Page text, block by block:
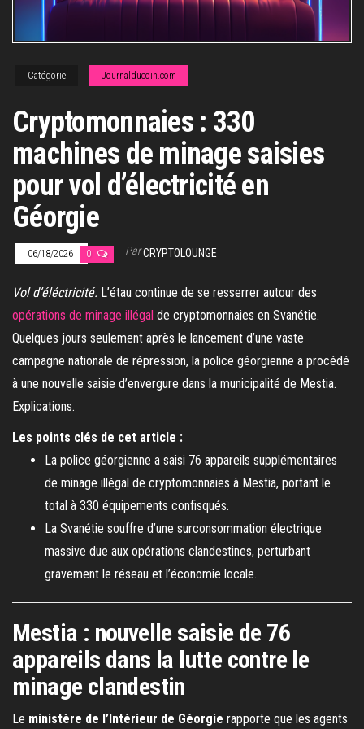
Catégorie Journalducoin.com
Cryptomonnaies : 330
machines de minage saisies
pour vol d’électricité en
Géorgie
06/18/2026 0 ParCRYPTOLOUNGE
Vol d’éléctricité. L’étau continue de se resserrer autour des
opérations de minage illégal de cryptomonnaies en Svanétie.
Quelques jours seulement après le lancement d’une vaste
campagne nationale de répression, la police géorgienne a procédé
à une nouvelle saisie d’envergure dans la municipalité de Mestia.
Explications.
Les points clés de cet article :
La police géorgienne a saisi 76 appareils supplémentaires
de minage illégal de cryptomonnaies à Mestia, portant le
total à 330 équipements confisqués.
La Svanétie souffre d’une surconsommation électrique
massive due aux opérations clandestines, perturbant
gravement le réseau et l’économie locale.
Mestia : nouvelle saisie de 76
appareils dans la lutte contre le
minage clandestin
Le ministère de l’Intérieur de Géorgie rapporte que les agents